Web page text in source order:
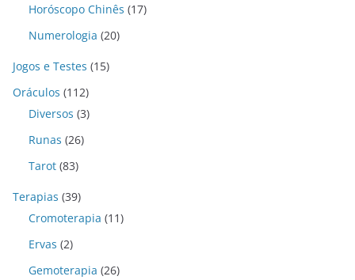
Horóscopo Chinês (17)
Numerologia (20)
Jogos e Testes (15)
Oráculos (112)
Diversos (3)
Runas (26)
Tarot (83)
Terapias (39)
Cromoterapia (11)
Ervas (2)
Gemoterapia (26)